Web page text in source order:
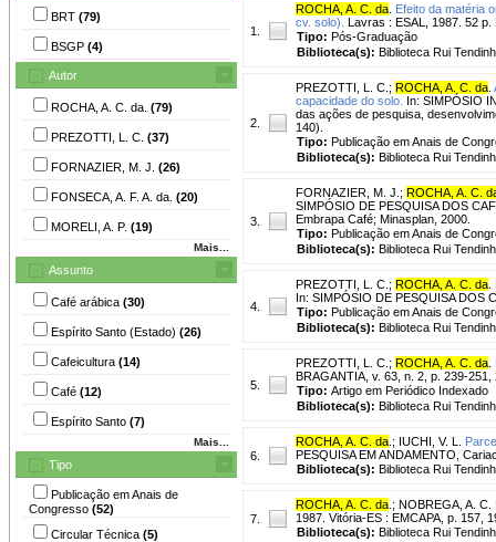
BRT (79)
BSGP (4)
Autor
ROCHA, A. C. da. (79)
PREZOTTI, L. C. (37)
FORNAZIER, M. J. (26)
FONSECA, A. F. A. da. (20)
MORELI, A. P. (19)
Mais...
Assunto
Café arábica (30)
Espírito Santo (Estado) (26)
Cafeicultura (14)
Café (12)
Espírito Santo (7)
Mais...
Tipo
Publicação em Anais de
Congresso (52)
Circular Técnica (5)
1.
ROCHA, A. C. da Efeito da matéria
cv. solo). Lavras : ESAL, 1987. 52
Tipo: Pós-Graduação
Biblioteca(s): Biblioteca Rui
2.
PREZOTTI, L. C. ; ROCHA, A. C. da
capacidade do solo. In: SIMPÓSIO
das ações de pesquisa,
140).
Tipo: Publicação em Anais de
Biblioteca(s): Biblioteca Rui
3.
FORNAZIER, M. J. ; ROCHA, A. C.
SIMPÓSIO DE PESQUISA DOS
Embrapa Café; Minasplan, 2000.
Tipo: Publicação em Anais de
Biblioteca(s): Biblioteca Rui
4.
PREZOTTI, L. C. ; ROCHA, A. C. da
In: SIMPÓSIO DE PESQUISA DOS
Tipo: Publicação em Anais de
Biblioteca(s): Biblioteca Rui
5.
PREZOTTI, L. C. ; ROCHA, A. C. da
BRAGANTIA, v. 63, n. 2, p. 239-251,
Tipo: Artigo em Periódico Indexado
Biblioteca(s): Biblioteca Rui
6.
ROCHA, A. C. da ; IUCHI, V. L.
PESQUISA EM ANDAMENTO,
Biblioteca(s): Biblioteca Rui
7.
ROCHA, A. C. da ; NOBREGA, A. C.
1987. Vitória-ES : EMCAPA, p. 157,
Biblioteca(s): Biblioteca Rui